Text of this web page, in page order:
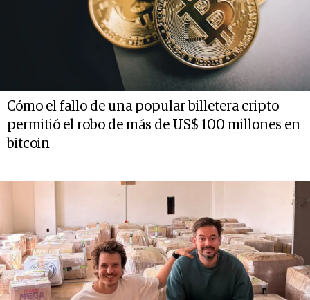
Cómo el fallo de una popular billetera cripto
permitió el robo de más de US$ 100 millones en
bitcoin